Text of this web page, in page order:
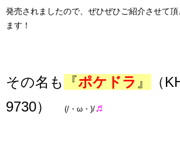
発売されましたので、ぜひぜひご紹介させて
ます！
その名も 『ポケドラ 』
（
9730） (/・ω・)/♬